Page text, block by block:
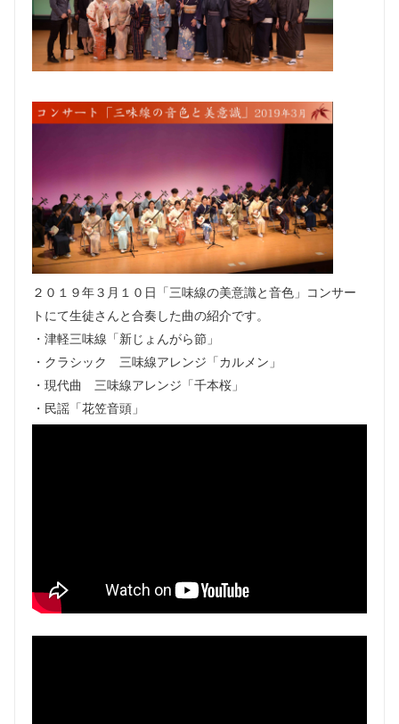
２０１９年３月１０日「三味線の美意識と音色」コンサー
トにて生徒さんと合奏した曲の紹介です。
・津軽三味線「新じょんがら節」
・クラシック 三味線アレンジ「カルメン」
・現代曲 三味線アレンジ「千本桜」
・民謡「花笠音頭」